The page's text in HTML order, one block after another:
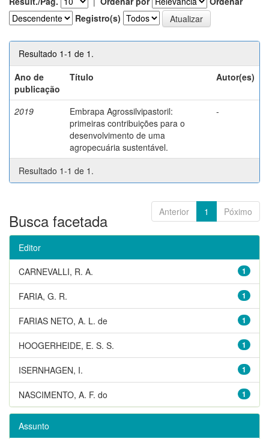
Registro(s)
Resultado 1-1 de 1.
Ano de
publicação
Título Autor(es)
2019
Embrapa Agrossilvipastoril:
primeiras contribuições para o
desenvolvimento de uma
agropecuária sustentável.
-
Resultado 1-1 de 1.
Anterior 1 Póximo
Busca facetada
Editor
1
CARNEVALLI, R. A.
1
FARIA, G. R.
1
FARIAS NETO, A. L. de
1
HOOGERHEIDE, E. S. S.
1
ISERNHAGEN, I.
1
NASCIMENTO, A. F. do
Assunto